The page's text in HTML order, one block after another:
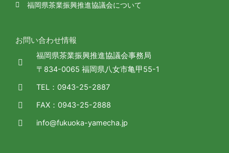
お問い合わせ情報
福岡県茶業振興推進協議会事務局
〒834-0065 福岡県八女市亀甲55-1
TEL：0943-25-2887
FAX：0943-25-2888
info@fukuoka-yamecha.jp
福岡県茶業振興推進協議会について